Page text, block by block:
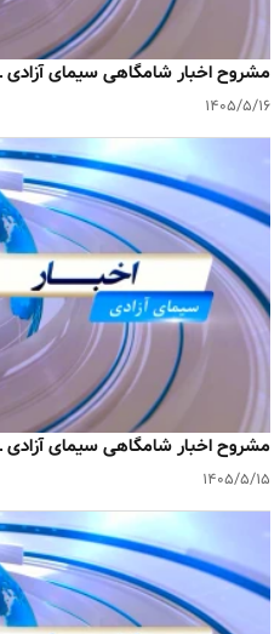
مشروح اخبار شامگاهی سیمای آزادی
۱۴۰۵/۵/۱۶
مشروح اخبار شامگاهی سیمای آزادی
۱۴۰۵/۵/۱۵